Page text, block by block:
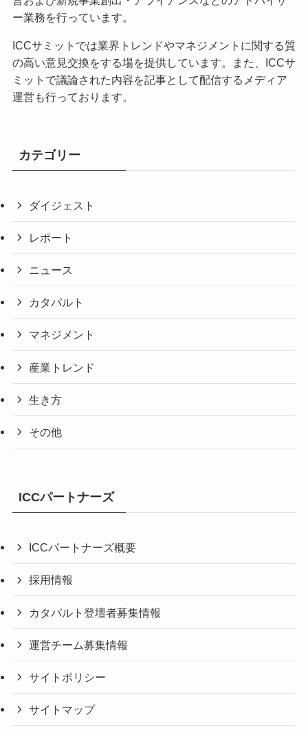
ー業務を行っています。
ICCサミットでは業界トレンドやマネジメントに関する質
の高い意見交換をする場を提供しています。また、ICCサ
ミットで議論された内容を記事として配信するメディア
運営も行っております。
カテゴリー
ダイジェスト
レポート
ニュース
カタパルト
マネジメント
産業トレンド
生き方
その他
ICCパートナーズ
ICCパートナーズ概要
採用情報
カタパルト登壇者募集情報
運営チーム募集情報
サイトポリシー
サイトマップ